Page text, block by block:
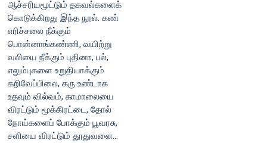
ஆச்சரியமூட்டும் தகவல்களைக்
கொடுக்கிறது இந்த நூல். கண்
எரிச்சலை நீக்கும்
பொன்னாங்கண்ணி, வயிற்று
வலியை நீக்கும் புதினா, பல்,
எலும்புகளை உறுதியாக்கும்
கறிவேப்பிலை, கரு உண்டாக
உதவும் வில்வம், காமாலையை
விரட்டும் மூக்கிரட்டை, தோல்
நோய்களைப் போக்கும் பூவரசு,
சளியை விரட்டும் தூதுவளை...